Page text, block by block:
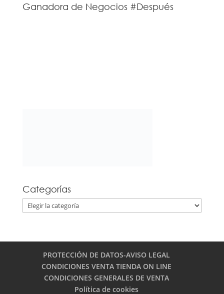
Ganadora de Negocios #Después
Categorías
Categorías
PROTECCIÓN DE DATOS-AVISO LEGAL
CONDICIONES VENTA TIENDA ON LINE
CONDICIONES GENERALES DE VENTA
Política de cookies